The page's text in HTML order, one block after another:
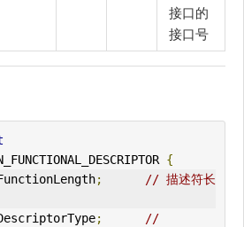
接口的
接口号
{
;
// 描述符长
;
//